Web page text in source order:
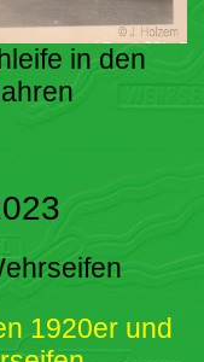
in den
1920er und